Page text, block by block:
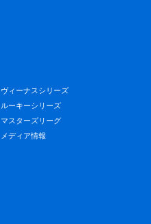
ヴィーナスシリーズ
ルーキーシリーズ
マスターズリーグ
メディア情報